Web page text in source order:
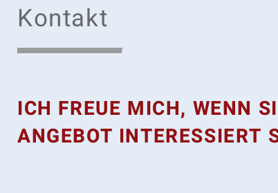
Kontakt
ICH FREUE MICH, WENN
ANGEBOT INTERESSIERT